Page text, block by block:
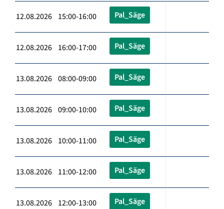
12.08.2026 15:00-16:00 Pal_Säge
12.08.2026 16:00-17:00 Pal_Säge
13.08.2026 08:00-09:00 Pal_Säge
13.08.2026 09:00-10:00 Pal_Säge
13.08.2026 10:00-11:00 Pal_Säge
13.08.2026 11:00-12:00 Pal_Säge
13.08.2026 12:00-13:00 Pal_Säge